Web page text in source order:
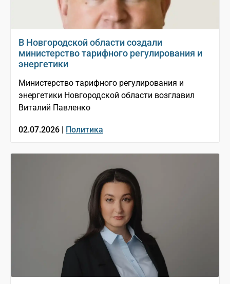
В Новгородской области создали
министерство тарифного регулирования и
энергетики
Министерство тарифного регулирования и
энергетики Новгородской области возглавил
Виталий Павленко
02.07.2026 | Политика